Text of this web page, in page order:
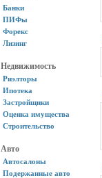
Банки
ПИФы
Форекс
Лизинг
Недвижимость
Риэлторы
Ипотека
Застройщики
Оценка имущества
Строительство
Авто
Автосалоны
Подержанные авто